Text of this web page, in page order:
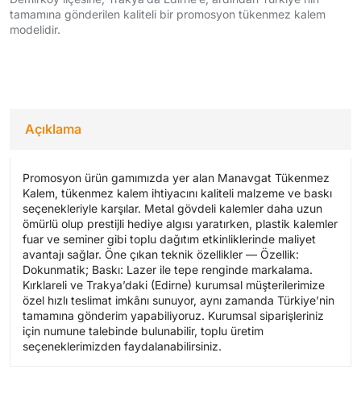
tamamına gönderilen kaliteli bir promosyon tükenmez kalem
modelidir.
Açıklama
Promosyon ürün gamımızda yer alan Manavgat Tükenmez
Kalem, tükenmez kalem ihtiyacını kaliteli malzeme ve baskı
seçenekleriyle karşılar. Metal gövdeli kalemler daha uzun
ömürlü olup prestijli hediye algısı yaratırken, plastik kalemler
fuar ve seminer gibi toplu dağıtım etkinliklerinde maliyet
avantajı sağlar. Öne çıkan teknik özellikler — Özellik:
Dokunmatik; Baskı: Lazer ile tepe renginde markalama.
Kırklareli ve Trakya’daki (Edirne) kurumsal müşterilerimize
özel hızlı teslimat imkânı sunuyor, aynı zamanda Türkiye’nin
tamamına gönderim yapabiliyoruz. Kurumsal siparişleriniz
için numune talebinde bulunabilir, toplu üretim
seçeneklerimizden faydalanabilirsiniz.